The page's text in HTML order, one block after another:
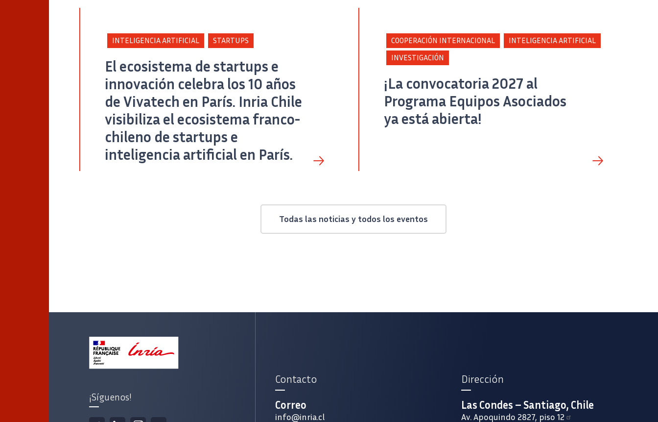
Captura de pantalla de la portada del Policy Paper «Agentic AI: Deployment, Adoption and Impacts» de Inria.
INTELIGENCIA ARTIFICIAL STARTUPS
El ecosistema de startups e
innovación celebra los 10 años
de Vivatech en París. Inria Chile
visibiliza el ecosistema franco-
chileno de startups e
inteligencia artificial en París.
COOPERACIÓN INTERNACIONAL
INTELIGENCIA ARTIFICIAL
INVESTIGACIÓN
¡La convocatoria 2027 al
Programa Equipos Asociados
ya está abierta!
Todas las noticias y todos los eventos
¡Síguenos!
Contacto
Correo
info@inria.cl
Dirección
Las Condes – Santiago, Chile
Av. Apoquindo 2827, piso 12